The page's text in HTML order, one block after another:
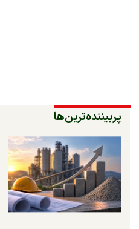
پربیننده‌ترین‌ها